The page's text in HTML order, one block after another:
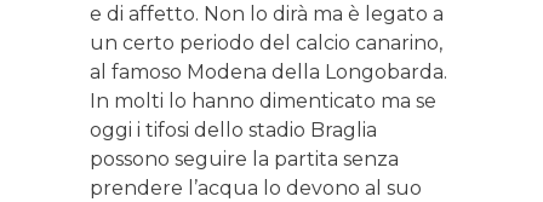
e di affetto. Non lo dirà ma è legato a
un certo periodo del calcio canarino,
al famoso Modena della Longobarda.
In molti lo hanno dimenticato ma se
oggi i tifosi dello stadio Braglia
possono seguire la partita senza
prendere l’acqua lo devono al suo